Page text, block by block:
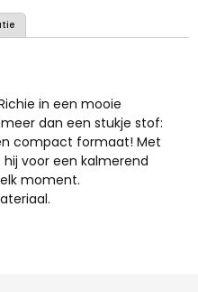
in een mooie
dan een stukje stof:
compact formaat! Met
voor een kalmerend
moment.